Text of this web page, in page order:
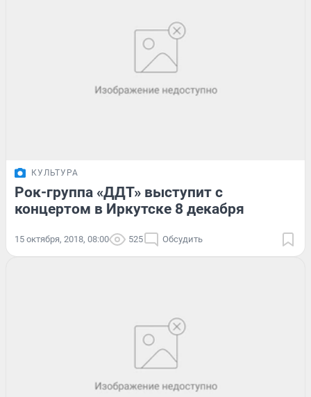
КУЛЬТУРА
Рок-группа «ДДТ» выступит с
концертом в Иркутске 8 декабря
15 октября, 2018, 08:00 525 Обсудить